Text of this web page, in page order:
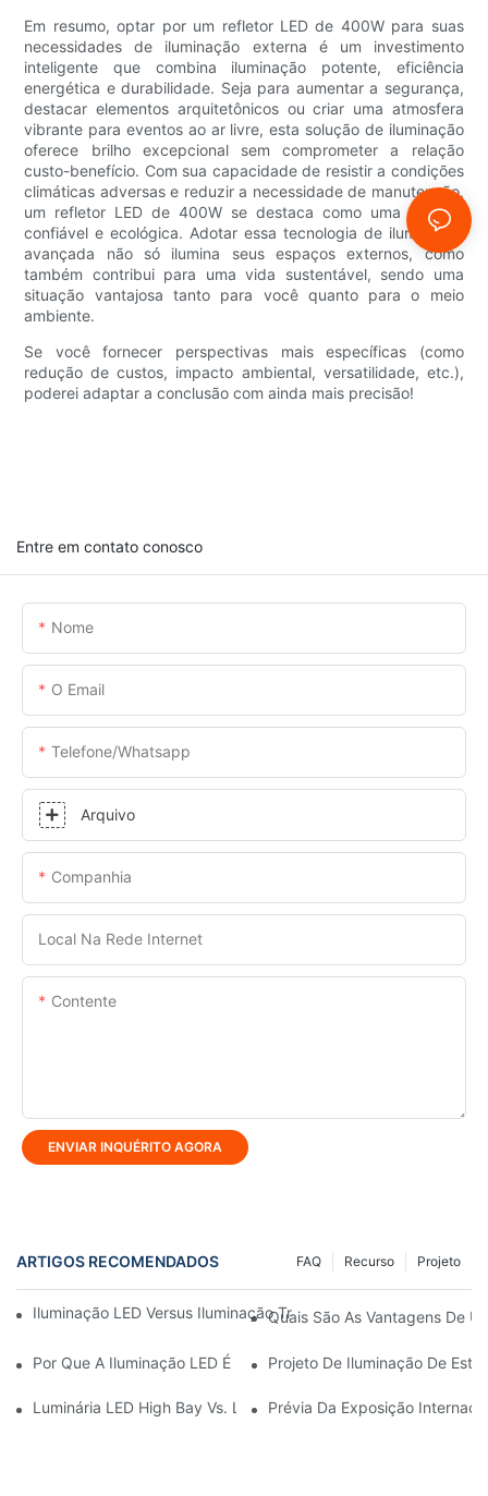
Em resumo, optar por um refletor LED de 400W para suas
necessidades de iluminação externa é um investimento
inteligente que combina iluminação potente, eficiência
energética e durabilidade. Seja para aumentar a segurança,
destacar elementos arquitetônicos ou criar uma atmosfera
vibrante para eventos ao ar livre, esta solução de iluminação
oferece brilho excepcional sem comprometer a relação
custo-benefício. Com sua capacidade de resistir a condições
climáticas adversas e reduzir a necessidade de manutenção,
um refletor LED de 400W se destaca como uma escolha
confiável e ecológica. Adotar essa tecnologia de iluminação
avançada não só ilumina seus espaços externos, como
também contribui para uma vida sustentável, sendo uma
situação vantajosa tanto para você quanto para o meio
ambiente.
Se você fornecer perspectivas mais específicas (como
redução de custos, impacto ambiental, versatilidade, etc.),
poderei adaptar a conclusão com ainda mais precisão!
Entre em contato conosco
Nome
O Email
Telefone/whatsapp
Arquivo
Companhia
Local Na Rede Internet
Contente
ENVIAR INQUÉRITO AGORA
ARTIGOS RECOMENDADOS Projeto
Recurso
FAQ
Iluminação LED Versus Iluminação Tradicional: Uma
Quais São As Vantagens De
Por Que A Iluminação LED É Mais Eficiente Em Termos De
Projeto De Iluminação De
Luminária LED High Bay Vs. Luminária Low Bay: Qual A
Prévia Da Exposição